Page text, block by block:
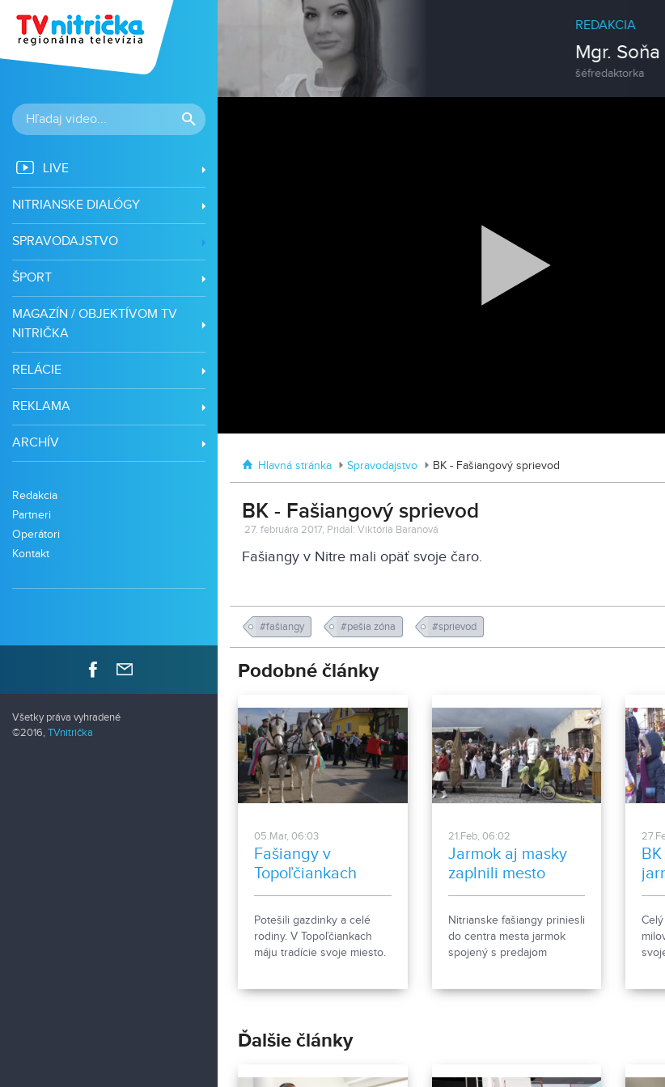
LIVE
NITRIANSKE DIALÓGY
SPRAVODAJSTVO
ŠPORT
MAGAZÍN / OBJEKTÍVOM TV
NITRIČKA
RELÁCIE
REKLAMA
ARCHÍV
Redakcia
Partneri
Operátori
Kontakt
Všetky práva vyhradené
©2016, TVnitrička
Mgr. Soňa Šimorová
Traktormánia 2025 s
Hlavná stránka Spravodajstvo BK - Fašiangový sprievod
BK - Fašiangový sprievod
27. februára 2017, Pridal: Viktória Baranová
Fašiangy v Nitre mali opäť svoje čaro.
#fašiangy #pešia zóna #sprievod
Podobné články
05.Mar, 06:03
Fašiangy v
Topoľčiankach
Potešili gazdinky a celé
rodiny. V Topoľčiankach
máju tradície svoje miesto.
21.Feb, 06:02
Jarmok aj masky
zaplnili mesto
Nitrianske fašiangy priniesli
do centra mesta jarmok
spojený s predajom
Ďalšie články